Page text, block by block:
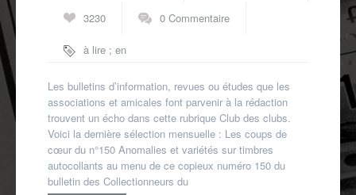
3230 0 Commentaire
à lire ; en
associative
Les bulletins d’information, revues ou études que les
associations et amicales font parvenir à la rédaction
trouvent un écho dans cette rubrique Club des clubs.
Voici la dernière sélection mensuelle : Les coups de
cœur du n°150 Anomalies et variétés sur timbres
autocollants au menu de ce copieux numéro 150 du
bulletin des Collectionneurs du